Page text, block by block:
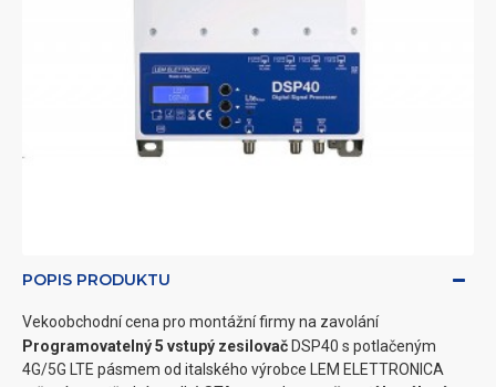
POPIS PRODUKTU
Vekoobchodní cena pro montážní firmy na zavolání
Programovatelný 5 vstupý zesilovač DSP40 s potlačeným
4G/5G LTE pásmem od italského výrobce LEM ELETTRONICA